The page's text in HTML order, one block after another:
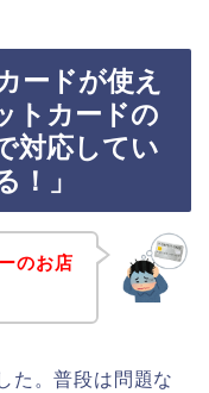
ードが使え
トカードの
対応してい
！」
のお店
た。普段は問題な